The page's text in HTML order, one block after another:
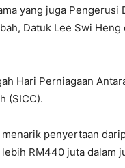
yang juga Pengerusi
Datuk Lee Swi
Hari Perniagaan
(SICC).
penyertaan
RM440 juta dalam